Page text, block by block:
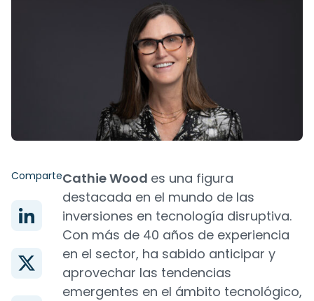
ComparteCathie Wood es una figura
destacada en el mundo de las
inversiones en tecnología disruptiva.
Con más de 40 años de experiencia
en el sector, ha sabido anticipar y
aprovechar las tendencias
emergentes en el ámbito tecnológico,